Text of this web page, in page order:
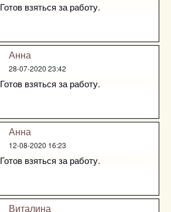
Готов взяться за работу.
Анна
28-07-2020 23:42
Готов взяться за работу.
Анна
12-08-2020 16:23
Готов взяться за работу.
Виталина